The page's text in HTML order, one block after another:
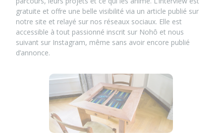
gratuite et offre une belle visibilité via un article publié sur
notre site et relayé sur nos réseaux sociaux. Elle est
accessible à tout passionné inscrit sur Nohô et nous
suivant sur Instagram, même sans avoir encore publié
d’annonce.